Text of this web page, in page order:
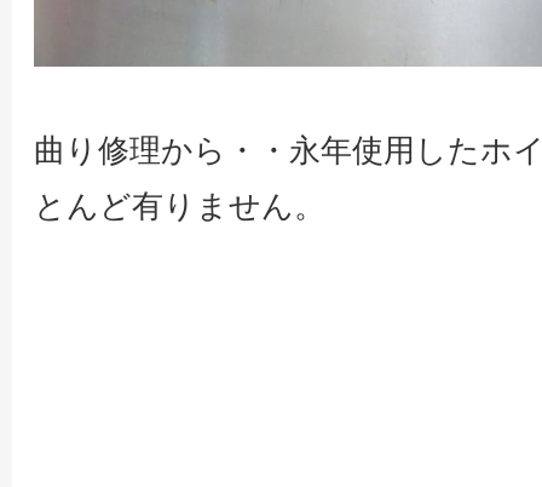
曲り修理から・・永年使用したホ
とんど有りません。